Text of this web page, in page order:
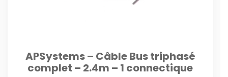
APSystems – Câble Bus triphasé
complet – 2.4m – 1 connectique